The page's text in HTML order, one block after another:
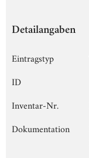
Detailangaben
Eintragstyp
ID
Inventar-Nr.
Dokumentation